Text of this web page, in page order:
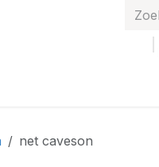
net caveson